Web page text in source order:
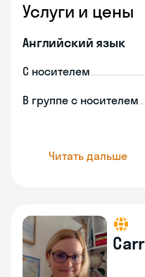
Услуги и цены
Английский язык
С носителем
В группе с носителем
Читать дальше